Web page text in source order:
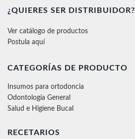
¿QUIERES SER DISTRIBUIDOR?
Ver catálogo de productos
Postula aquí
CATEGORÍAS DE PRODUCTO
Insumos para ortodoncia
Odontología General
Salud e Higiene Bucal
RECETARIOS